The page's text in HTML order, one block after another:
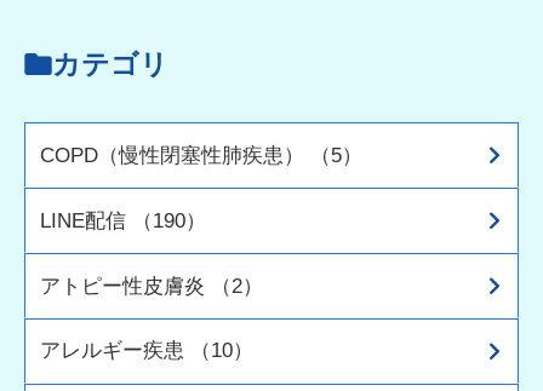
カテゴリ
COPD（慢性閉塞性肺疾患） （5）
LINE配信 （190）
アトピー性皮膚炎 （2）
アレルギー疾患 （10）